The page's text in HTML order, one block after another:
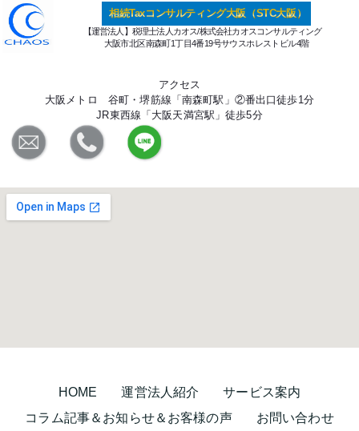
相続Taxコンサルティング大阪（STC大阪）
【運営法人】税理士法人カオス/株式会社カオスコンサルティング
大阪市北区南森町1丁目4番19号サウスホレストビル4階
アクセス
大阪メトロ 谷町・堺筋線「南森町駅」②番出口徒歩1分
JR東西線「大阪天満宮駅」徒歩5分
HOME 運営法人紹介
サービス案内
コラム記事＆お知らせ＆お客様の声
お問い合わせ